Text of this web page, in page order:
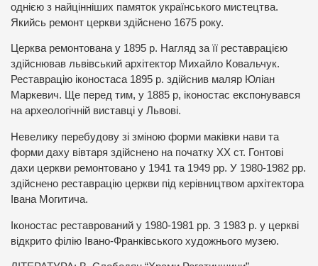
однією з найцінніших памяток українського мистецтва.
Якийсь ремонт церкви здійснено 1675 року.
Церква ремонтована у 1895 р. Нагляд за її реставрацією
здійснював львівський архітектор Михайло Ковальчук.
Реставрацію іконостаса 1895 р. здійснив маляр Юліан
Маркевич. Ще перед тим, у 1885 р, іконостас експонувався
на археологічній виставці у Львові.
Невелику перебудову зі зміною форми маківки нави та
форми даху вівтаря здійснено на початку ХХ ст. Гонтові
дахи церкви ремонтовано у 1941 та 1949 рр. У 1980-1982 рр.
здійснено реставрацію церкви під керівництвом архітектора
Івана Могитича.
Іконостас реставрований у 1980-1981 рр. З 1983 р. у церкві
відкрито філію Івано-Франківського художнього музею.